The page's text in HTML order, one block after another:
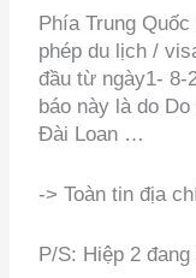
Phía Trung
phép du lịch /
đầu từ ngày1- 8-
báo này là do
Đài Loan …
-> Toàn tin địa
P/S: Hiệp 2